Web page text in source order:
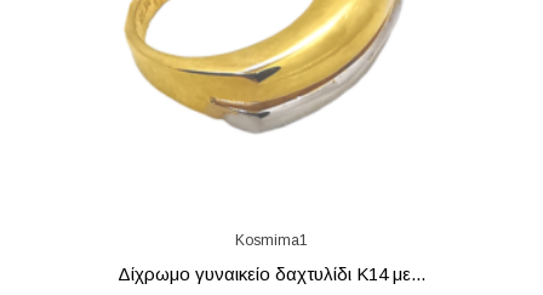
Kosmima1
Δίχρωμο γυναικείο δαχτυλίδι Κ14 με...